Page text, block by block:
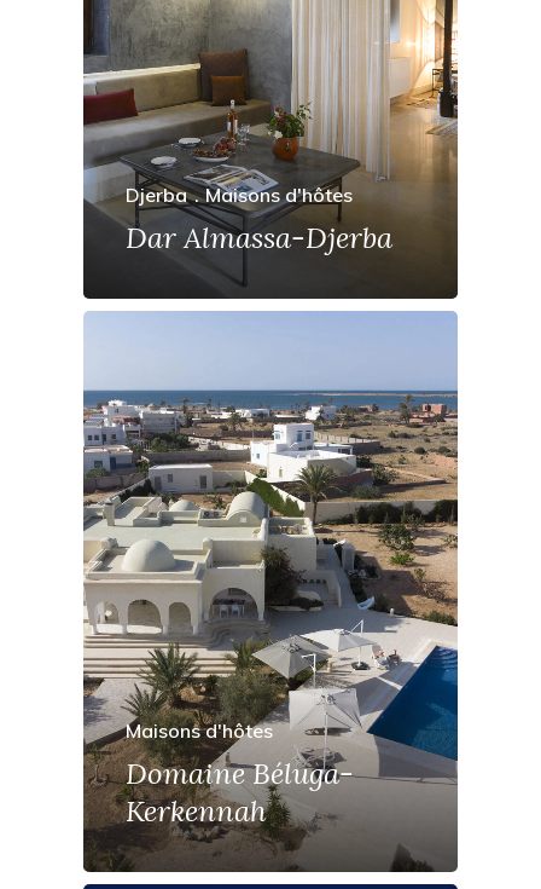
Djerba Maisons d'hôtes
Dar Almassa-Djerba
Maisons d'hôtes
Domaine Béluga-
Kerkennah